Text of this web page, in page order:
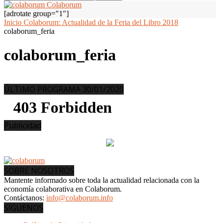
Colaborum
[adrotate group="1"]
Inicio Colaborum: Actualidad de la Feria del Libro 2018
colaborum_feria
colaborum_feria
ÚLTIMO PROGRAMA 30/01/2020
Publicidad
SOBRE NOSOTROS
Mantente informado sobre toda la actualidad relacionada con la
economía colaborativa en Colaborum.
Contáctanos: info@colaborum.info
SÍGUENOS